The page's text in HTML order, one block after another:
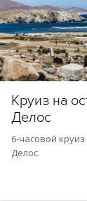
Круиз на
Делос
6-часовой
Делос.